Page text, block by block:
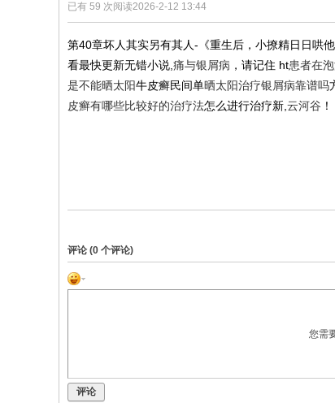
已有 59 次阅读2026-2-12 13:44
第40章坏人其实另有其人-《重生后，小撩精日日哄他
看最快更新无错小说, 痛与银屑病 ，请记住 ht患者在
是不能晒太阳牛皮癣民间单晒太阳治疗银屑病靠谱吗
皮癣有哪些比较好的治疗法怎么进行治疗新, 云河谷 ！
评论 (0 个评论)
您需
评论